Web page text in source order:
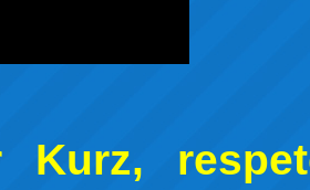
Kurz,